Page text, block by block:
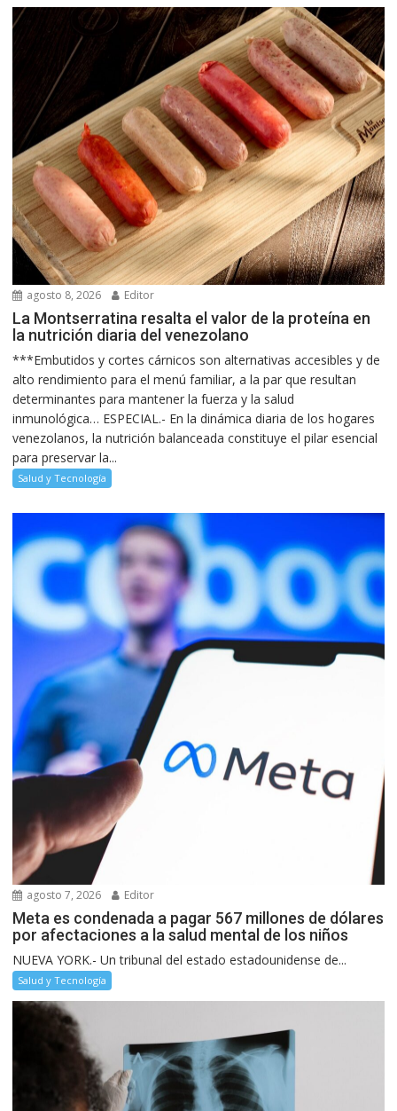
agosto 8, 2026 Editor
La Montserratina resalta el valor de la proteína en
la nutrición diaria del venezolano
***Embutidos y cortes cárnicos son alternativas accesibles y de
alto rendimiento para el menú familiar, a la par que resultan
determinantes para mantener la fuerza y la salud
inmunológica… ESPECIAL.- En la dinámica diaria de los hogares
venezolanos, la nutrición balanceada constituye el pilar esencial
para preservar la...
Salud y Tecnología
agosto 7, 2026 Editor
Meta es condenada a pagar 567 millones de dólares
por afectaciones a la salud mental de los niños
NUEVA YORK.- Un tribunal del estado estadounidense de...
Salud y Tecnología